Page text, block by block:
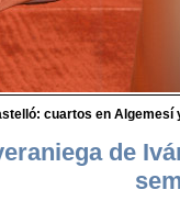
cuartos en Algemesí
de